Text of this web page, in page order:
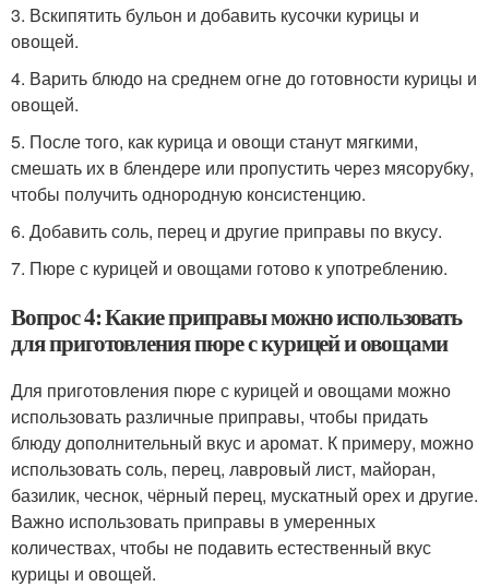
3. Вскипятить бульон и добавить кусочки курицы и
овощей.
4. Варить блюдо на среднем огне до готовности курицы и
овощей.
5. После того, как курица и овощи станут мягкими,
смешать их в блендере или пропустить через мясорубку,
чтобы получить однородную консистенцию.
6. Добавить соль, перец и другие приправы по вкусу.
7. Пюре с курицей и овощами готово к употреблению.
Вопрос 4: Какие приправы можно использовать
для приготовления пюре с курицей и овощами
Для приготовления пюре с курицей и овощами можно
использовать различные приправы, чтобы придать
блюду дополнительный вкус и аромат. К примеру, можно
использовать соль, перец, лавровый лист, майоран,
базилик, чеснок, чёрный перец, мускатный орех и другие.
Важно использовать приправы в умеренных
количествах, чтобы не подавить естественный вкус
курицы и овощей.